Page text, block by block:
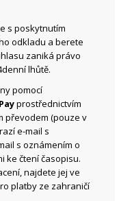
s poskytnutím
odkladu a berete
zaniká právo
lhůtě.
pomocí
prostřednictvím
převodem (pouze v
e-mail s
s oznámením o
ke čtení časopisu.
najdete jej ve
platby ze zahraničí